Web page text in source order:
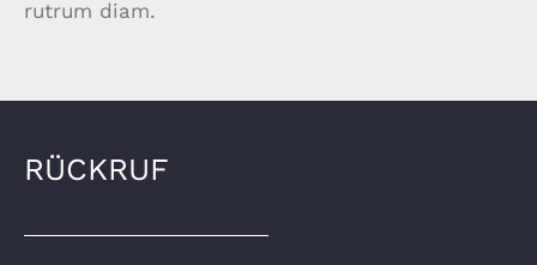
rutrum diam.
RÜCKRUF